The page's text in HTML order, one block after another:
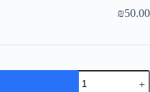
₪50.00